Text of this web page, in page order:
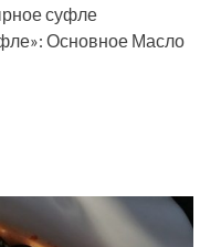
суфле
Основное Масло